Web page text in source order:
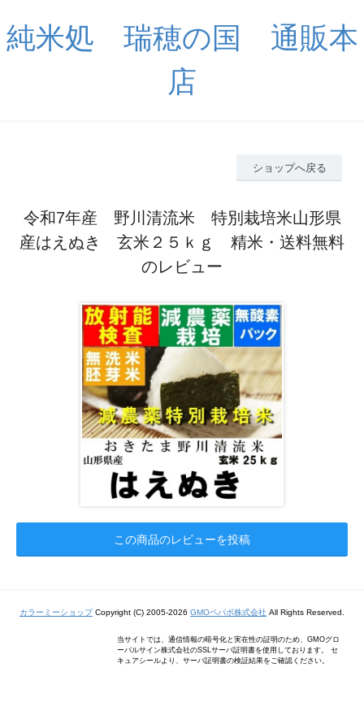
純米処 瑞穂の国 通販本
店
ショップへ戻る
令和7年産 野川清流米 特別栽培米山形県
産はえぬき 玄米２５ｋｇ 精米・送料無料
のレビュー
この商品のレビューを投稿
カラーミーショップCopyright (C) 2005-2026 GMOペパボ株式会社 All Rights Reserved.
当サイトでは、通信情報の暗号化と実在性の証明のため、GMOグロ
ーバルサイン株式会社のSSLサーバ証明書を使用しております。 セ
キュアシールより、サーバ証明書の検証結果をご確認ください。